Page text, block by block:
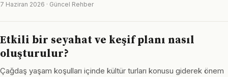
7 Haziran 2026 · Güncel Rehber
Etkili bir seyahat ve keşif planı nasıl
oluşturulur?
Çağdaş yaşam koşulları içinde kültür turları konusu giderek önem